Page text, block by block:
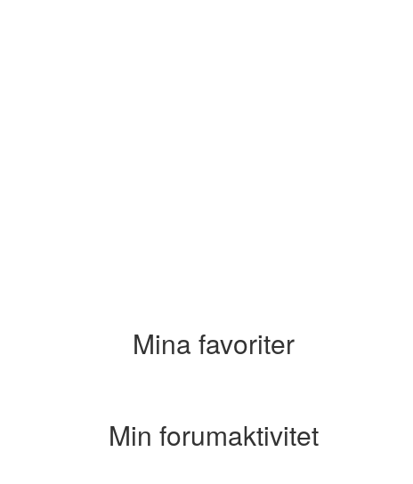
Mina favoriter
Min forumaktivitet